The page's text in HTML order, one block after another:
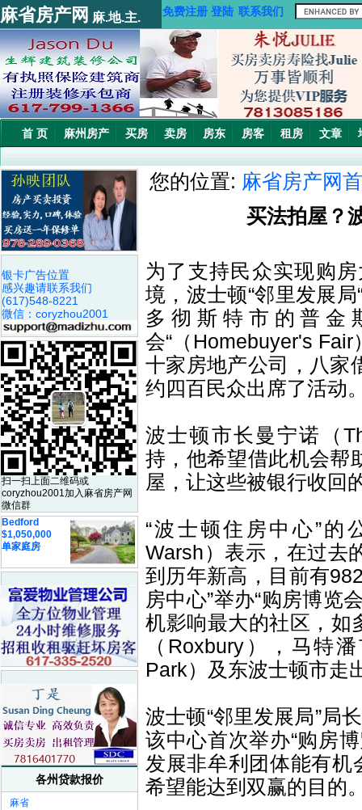
麻省房产网 麻.地.主. 免费注册 登陆 联系我们
首 页 麻州房产 买房 卖房 房东 房客 租房 文章
银卡广告位置
感兴趣请联系我们
(617)548-8221
微信：coryzhou2001
扫一扫上面二维码或
coryzhou2001加入麻省房产网
微信群
Bedford
$1,050,000
单家庭房
各州贷款报价
麻省
您的位置: 麻省房产网
买法拍屋？
为了支持民众实现购
境，波士顿“邻里发展
多彻斯特市的普金
会“（Homebuyer's
十家房地产公司，八家
约四百民众出席了活动
波士顿市长曼宁诺（
持，他希望借此机会帮
屋，让这些被银行收回
“波士顿住房中心”的
Warsh）表示，在过去
到历年新高，目前有
房中心”举办“购房博览
机影响最大的社区，如
（Roxbury），马特
Park）及东波士顿市走
波士顿“邻里发展局”局
该中心首次举办“购房
发展非牟利团体能有机
希望能达到双赢的目的